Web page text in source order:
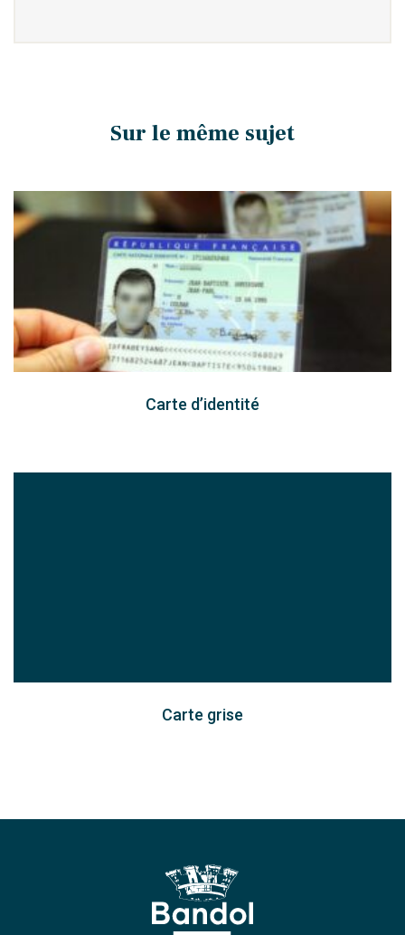
Sur le même sujet
Carte d’identité
Carte grise